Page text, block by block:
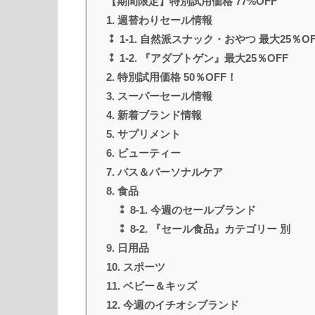
1. 週替わりセール情報
⁑ 1-1. 自然派スナック・おやつ 最大25％
⁑ 1-2. 『アダプトゲン』最大25％OFF
2. 特別試用価格 50％OFF！
3. スーパーセール情報
4. 新着ブランド情報
5. サプリメント
6. ビューティー
7. バス＆パーソナルケア
8. 食品
⁑ 8-1. 今週のセールブランド
⁑ 8-2. 『セール食品』カテゴリー 別
9. 日用品
10. スポーツ
11. ベビー＆キッズ
12. 今週のイチオシブランド